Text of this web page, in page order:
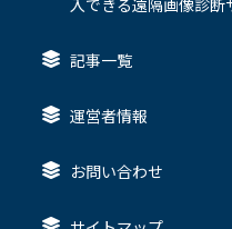
記事一覧
運営者情報
お問い合わせ